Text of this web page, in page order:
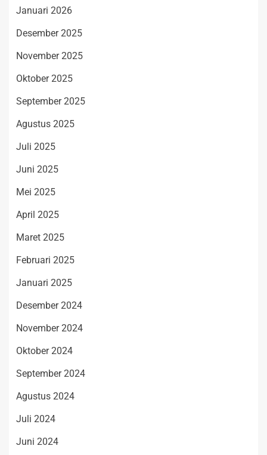
Januari 2026
Desember 2025
November 2025
Oktober 2025
September 2025
Agustus 2025
Juli 2025
Juni 2025
Mei 2025
April 2025
Maret 2025
Februari 2025
Januari 2025
Desember 2024
November 2024
Oktober 2024
September 2024
Agustus 2024
Juli 2024
Juni 2024